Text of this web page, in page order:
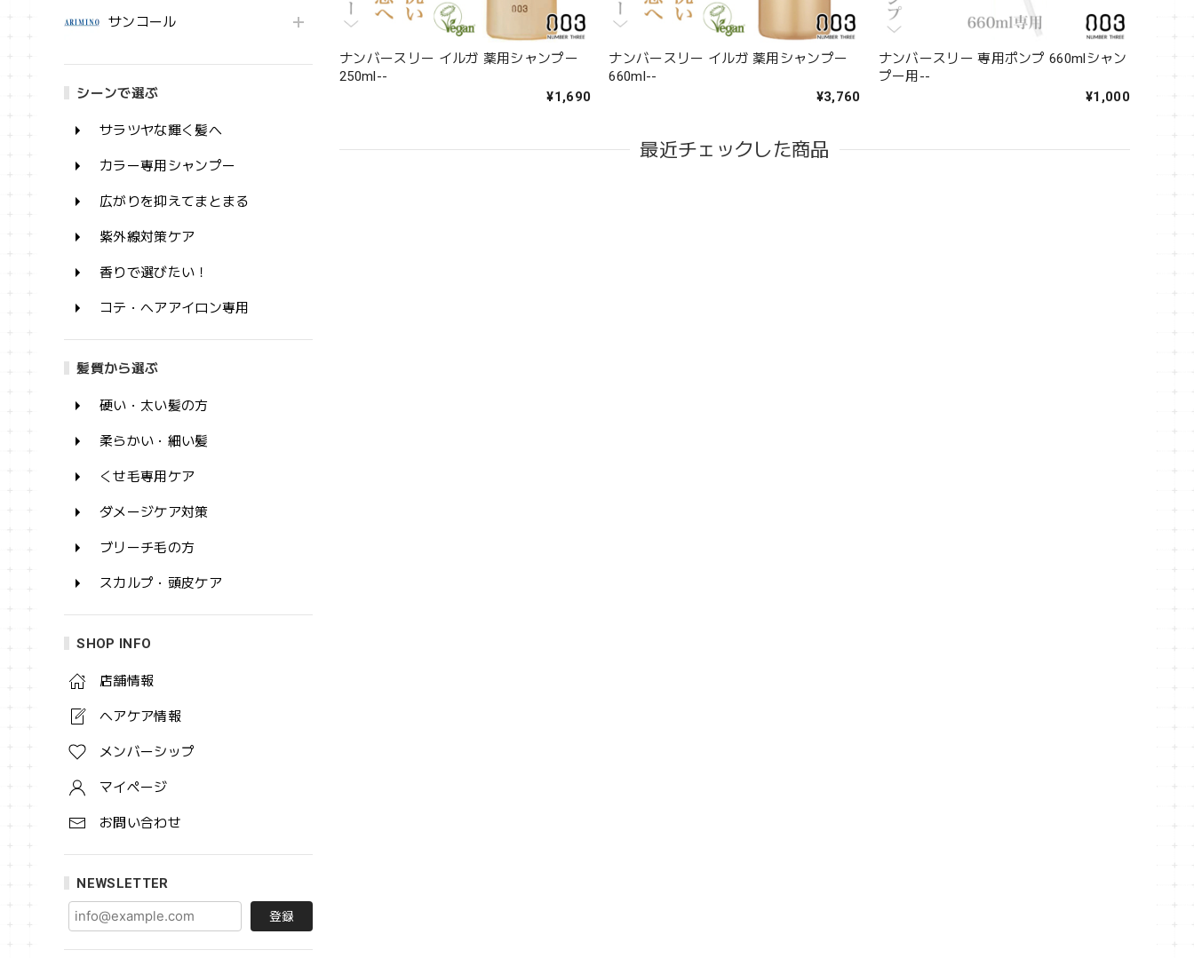
サンコール
シーンで選ぶ
サラツヤな輝く髪へ
カラー専用シャンプー
広がりを抑えてまとまる
紫外線対策ケア
香りで選びたい！
コテ・ヘアアイロン専用
髪質から選ぶ
硬い・太い髪の方
柔らかい・細い髪
くせ毛専用ケア
ダメージケア対策
ブリーチ毛の方
スカルプ・頭皮ケア
SHOP INFO
店舗情報
ヘアケア情報
メンバーシップ
マイページ
お問い合わせ
NEWSLETTER
登録
ナンバースリー イルガ 薬用シャンプー
250ml--
¥1,690
ナンバースリー イルガ 薬用シャンプー
660ml--
¥3,760
ナンバースリー 専用ポンプ 660mlシャン
プー用--
¥1,000
最近チェックした商品